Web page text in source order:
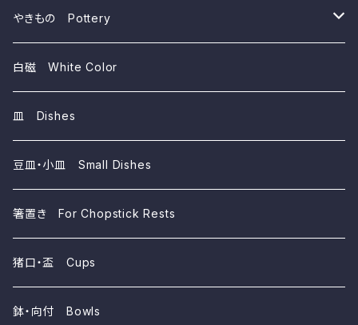
~1,000yen
やきもの Pottery
磁器 Porcelains
陶器 Ceramics
白磁 White Color
皿 Dishes
豆皿・小皿 Small Dishes
箸置き For Chopstick Rests
猪口・盃 Cups
鉢・向付 Bowls